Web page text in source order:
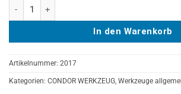
In den Warenkorb
Artikelnummer: 2017
Kategorien: CONDOR WERKZEUG, Werkzeuge